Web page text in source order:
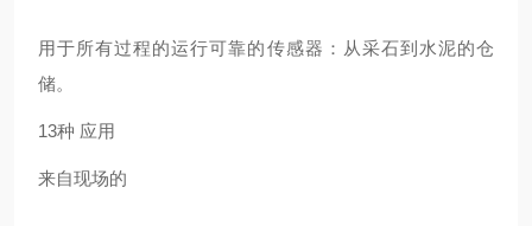
用于所有过程的运行可靠的传感器：从采石到水泥的仓
储。
13种 应用
来自现场的